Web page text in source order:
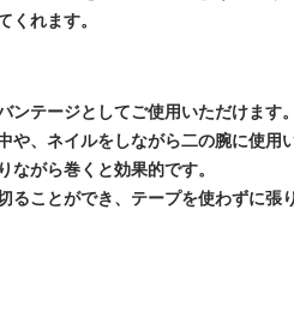
くれます。
ンテージとしてご使用いただけます。
や、ネイルをしながら二の腕に使用
ながら巻くと効果的です。
ることができ、テープを使わずに張